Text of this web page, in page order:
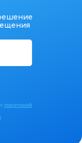
политикой